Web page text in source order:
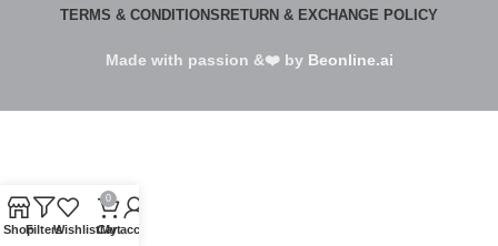
TERMS & CONDITIONSRETURN & EXCHANGE POLICY
Made with passion &❤️ by Beonline.ai
ShopFiltersWishlist
0
Cart
My account